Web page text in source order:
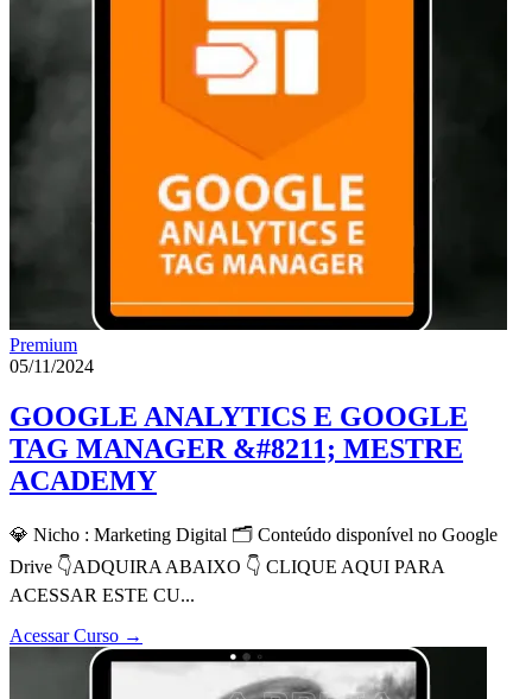
Premium
05/11/2024
GOOGLE ANALYTICS E GOOGLE
TAG MANAGER &#8211; MESTRE
ACADEMY
💎 Nicho : Marketing Digital 🗂 Conteúdo disponível no Google
Drive 👇ADQUIRA ABAIXO 👇 CLIQUE AQUI PARA
ACESSAR ESTE CU...
Acessar Curso →